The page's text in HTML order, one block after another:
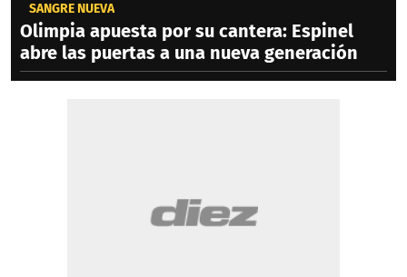
SANGRE NUEVA
Olimpia apuesta por su cantera: Espinel
abre las puertas a una nueva generación